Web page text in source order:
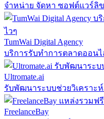
จำหน่าย จัดหา ซอฟต์แวร์ลิ
TumWai Digital Agency
บริการรับทำการตลาดออน
Ultromate.ai
รับพัฒนาระบบช่วยวิเคราะ
FreelanceBay